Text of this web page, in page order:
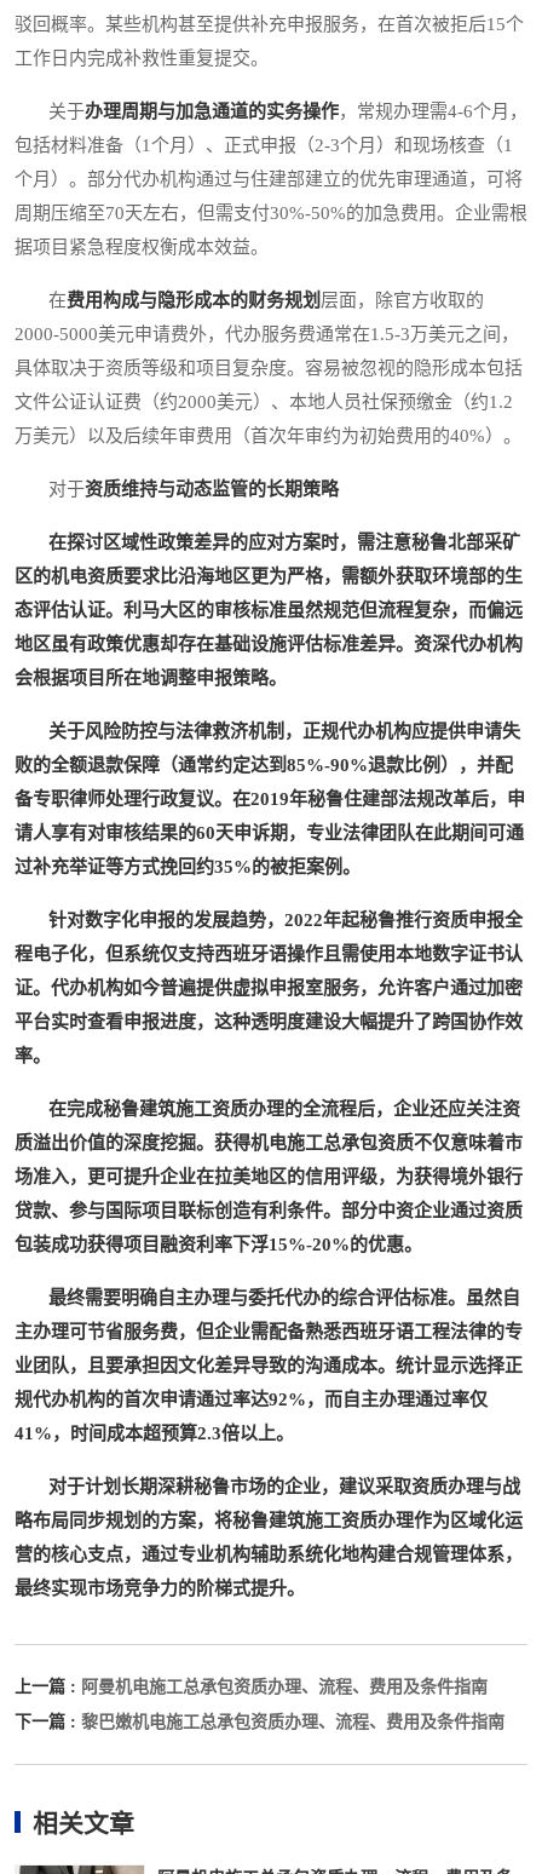
驳回概率。某些机构甚至提供补充申报服务，在首次被拒后15个
工作日内完成补救性重复提交。
关于办理周期与加急通道的实务操作，常规办理需4-6个月，
包括材料准备（1个月）、正式申报（2-3个月）和现场核查（1
个月）。部分代办机构通过与住建部建立的优先审理通道，可将
周期压缩至70天左右，但需支付30%-50%的加急费用。企业需根
据项目紧急程度权衡成本效益。
在费用构成与隐形成本的财务规划 层面，除官方收取的
2000-5000美元申请费外，代办服务费通常在1.5-3万美元之间，
具体取决于资质等级和项目复杂度。容易被忽视的隐形成本包括
文件公证认证费（约2000美元）、本地人员社保预缴金（约1.2
万美元）以及后续年审费用（首次年审约为初始费用的40%）。
对于资质维持与动态监管的长期策略
在探讨区域性政策差异的应对方案时，需注意秘鲁北部采矿
区的机电资质要求比沿海地区更为严格，需额外获取环境部的生
态评估认证。利马大区的审核标准虽然规范但流程复杂，而偏远
地区虽有政策优惠却存在基础设施评估标准差异。资深代办机构
会根据项目所在地调整申报策略。
关于风险防控与法律救济机制 ，正规代办机构应提供申请失
败的全额退款保障（通常约定达到85%-90%退款比例），并配
备专职律师处理行政复议。在2019年秘鲁住建部法规改革后，申
请人享有对审核结果的60天申诉期，专业法律团队在此期间可通
过补充举证等方式挽回约35%的被拒案例。
针对数字化申报的发展趋势，2022年起秘鲁推行资质申报全
程电子化，但系统仅支持西班牙语操作且需使用本地数字证书认
证。代办机构如今普遍提供虚拟申报室服务，允许客户通过加密
平台实时查看申报进度，这种透明度建设大幅提升了跨国协作效
率。
在完成秘鲁建筑施工资质办理的全流程后，企业还应关注资
质溢出价值的深度挖掘。获得机电施工总承包资质不仅意味着市
场准入，更可提升企业在拉美地区的信用评级，为获得境外银行
贷款、参与国际项目联标创造有利条件。部分中资企业通过资质
包装成功获得项目融资利率下浮15%-20%的优惠。
最终需要明确 自主办理与委托代办的综合评估标准。虽然自
主办理可节省服务费，但企业需配备熟悉西班牙语工程法律的专
业团队，且要承担因文化差异导致的沟通成本。统计显示选择正
规代办机构的首次申请通过率达92%，而自主办理通过率仅
41%，时间成本超预算2.3倍以上。
对于计划长期深耕秘鲁市场的企业，建议采取资质办理与战
略布局同步规划的方案，将秘鲁建筑施工资质办理作为区域化运
营的核心支点，通过专业机构辅助系统化地构建合规管理体系，
最终实现市场竞争力的阶梯式提升。
上一篇 : 阿曼机电施工总承包资质办理、流程、费用及条件指南
下一篇 : 黎巴嫩机电施工总承包资质办理、流程、费用及条件指南
相关文章